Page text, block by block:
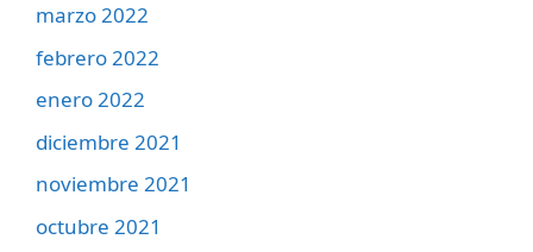
marzo 2022
febrero 2022
enero 2022
diciembre 2021
noviembre 2021
octubre 2021